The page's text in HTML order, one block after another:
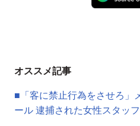
オススメ記事
■「客に禁止行為をさせろ」
ール 逮捕された女性スタッ